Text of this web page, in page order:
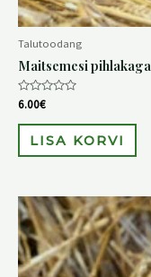
Talutoodang
Maitsemesi pihlakaga
Hinnanguga
0
/
6.00€
LISA KORVI